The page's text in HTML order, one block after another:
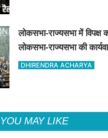
लोकसभा-राज्यसभा में विपक्ष
लोकसभा-राज्यसभा की
DHIRENDRA ACHARYA
YOU MAY LIKE